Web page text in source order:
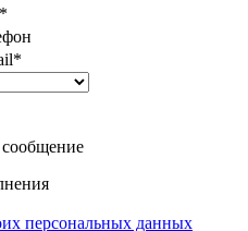
персональных данных